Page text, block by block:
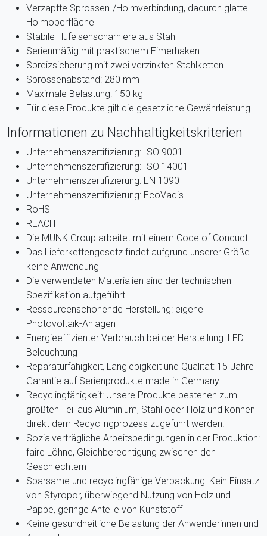
Verzapfte Sprossen-/Holmverbindung, dadurch glatte
Holmoberfläche
Stabile Hufeisenscharniere aus Stahl
Serienmäßig mit praktischem Eimerhaken
Spreizsicherung mit zwei verzinkten Stahlketten
Sprossenabstand: 280 mm
Maximale Belastung: 150 kg
Für diese Produkte gilt die gesetzliche Gewährleistung
Informationen zu Nachhaltigkeitskriterien
Unternehmenszertifizierung: ISO 9001
Unternehmenszertifizierung: ISO 14001
Unternehmenszertifizierung: EN 1090
Unternehmenszertifizierung: EcoVadis
RoHS
REACH
Die MUNK Group arbeitet mit einem Code of Conduct
Das Lieferkettengesetz findet aufgrund unserer Größe
keine Anwendung
Die verwendeten Materialien sind der technischen
Spezifikation aufgeführt
Ressourcenschonende Herstellung: eigene
Photovoltaik-Anlagen
Energieeffizienter Verbrauch bei der Herstellung: LED-
Beleuchtung
Reparaturfähigkeit, Langlebigkeit und Qualität: 15 Jahre
Garantie auf Serienprodukte made in Germany
Recyclingfähigkeit: Unsere Produkte bestehen zum
größten Teil aus Aluminium, Stahl oder Holz und können
direkt dem Recyclingprozess zugeführt werden.
Sozialverträgliche Arbeitsbedingungen in der Produktion:
faire Löhne, Gleichberechtigung zwischen den
Geschlechtern
Sparsame und recyclingfähige Verpackung: Kein Einsatz
von Styropor, überwiegend Nutzung von Holz und
Pappe, geringe Anteile von Kunststoff
Keine gesundheitliche Belastung der Anwenderinnen und